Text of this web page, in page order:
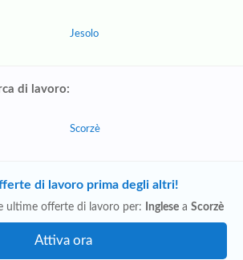
Jesolo
di lavoro:
Scorzè
di lavoro prima degli altri!
ultime offerte di lavoro per: Inglese a Scorzè